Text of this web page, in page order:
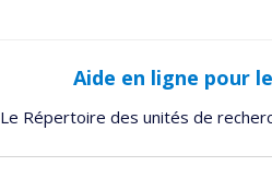
Aide en ligne pour
Le Répertoire des unités de